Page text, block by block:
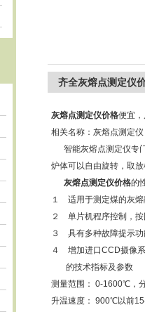
齐全灰熔点测定仪
灰熔点测定仪价格便宜
相关名称：灰熔点测定
智能灰熔点测定仪专
炉体可以自由旋转，取
灰熔点测定仪价格的
１ 适用于测定煤的灰熔
２ 单片机程序控制，按
３ 具有多种故障提示功
４ 增加进口CCD摄像
的技术指标及参数
测量范围： 0-1600℃，
升温速度： 900℃以前